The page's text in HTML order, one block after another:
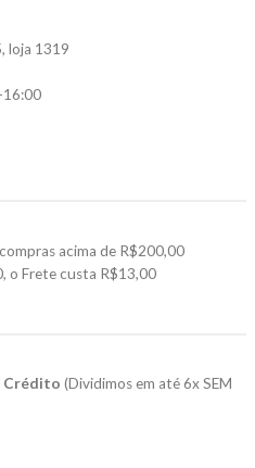
loja 1319
16:00
acima de R$200,00
o Frete custa R$13,00
Crédito (Dividimos em até 6x SEM